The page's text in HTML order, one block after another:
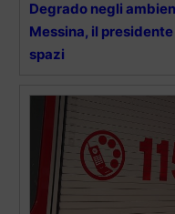
Degrado negli
Messina, il
spazi